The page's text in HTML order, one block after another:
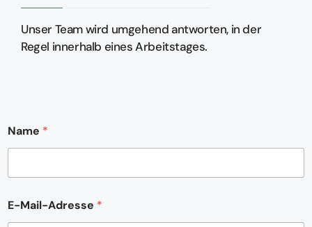
Unser Team wird umgehend antworten, in der
Regel innerhalb eines Arbeitstages.
Name *
E-Mail-Adresse *